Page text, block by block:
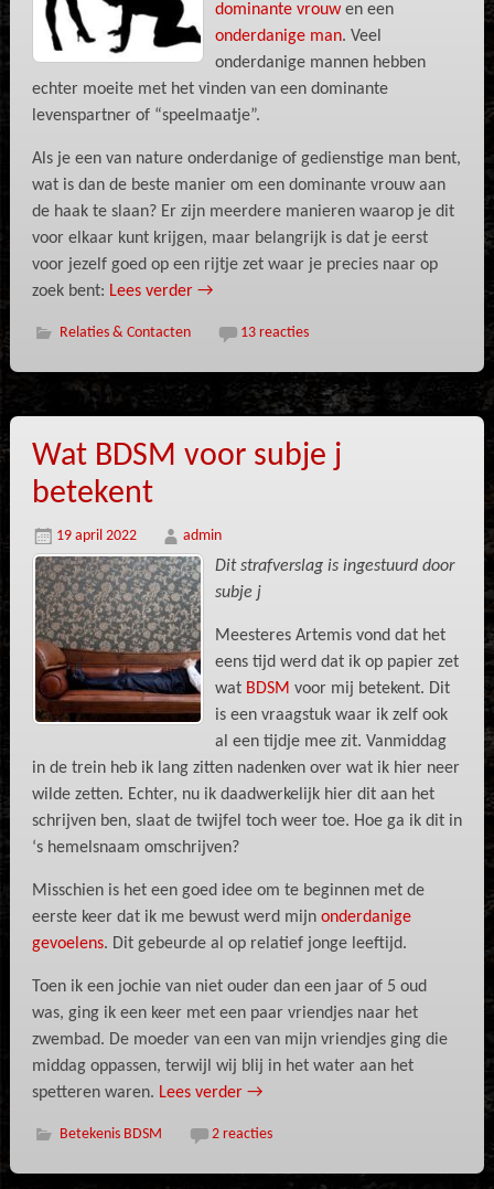
dominante vrouwen een
onderdanige man. Veel
onderdanige mannen hebben
echter moeite met het vinden van een dominante
levenspartner of “speelmaatje”.
Als je een van nature onderdanige of gedienstige man bent,
wat is dan de beste manier om een dominante vrouw aan
de haak te slaan? Er zijn meerdere manieren waarop je dit
voor elkaar kunt krijgen, maar belangrijk is dat je eerst
voor jezelf goed op een rijtje zet waar je precies naar op
zoek bent: Lees verder →
Relaties & Contacten 13 reacties
Wat BDSM voor subje j
betekent
19 april 2022 admin
Dit strafverslag is ingestuurd door
subje j
Meesteres Artemis vond dat het
eens tijd werd dat ik op papier zet
wat BDSM voor mij betekent. Dit
is een vraagstuk waar ik zelf ook
al een tijdje mee zit. Vanmiddag
in de trein heb ik lang zitten nadenken over wat ik hier neer
wilde zetten. Echter, nu ik daadwerkelijk hier dit aan het
schrijven ben, slaat de twijfel toch weer toe. Hoe ga ik dit in
‘s hemelsnaam omschrijven?
Misschien is het een goed idee om te beginnen met de
eerste keer dat ik me bewust werd mijn onderdanige
gevoelens. Dit gebeurde al op relatief jonge leeftijd.
Toen ik een jochie van niet ouder dan een jaar of 5 oud
was, ging ik een keer met een paar vriendjes naar het
zwembad. De moeder van een van mijn vriendjes ging die
middag oppassen, terwijl wij blij in het water aan het
spetteren waren. Lees verder →
Betekenis BDSM 2 reacties